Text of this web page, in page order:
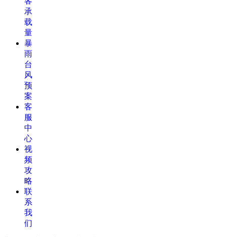
承
载
量
暴
雨
台
风
预
案
客
服
中
心
视
频
攻
略
联
系
我
们